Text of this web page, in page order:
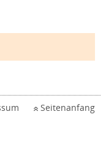
Seitenanfang